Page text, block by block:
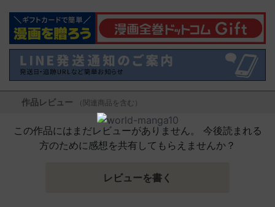
作品レビュー （関連商品を含む）
この作品にはまだレビューがありません。 今後読まれる
方のために感想を共有してもらえませんか？
レビューを書く